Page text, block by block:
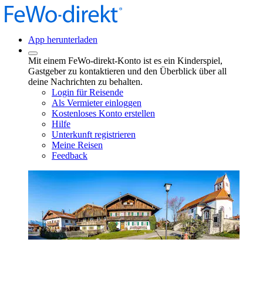
App herunterladen
Mit einem FeWo-direkt-Konto ist es ein Kinderspiel,
Gastgeber zu kontaktieren und den Überblick über all
deine Nachrichten zu behalten.
Login für Reisende
Als Vermieter einloggen
Kostenloses Konto erstellen
Hilfe
Unterkunft registrieren
Meine Reisen
Feedback